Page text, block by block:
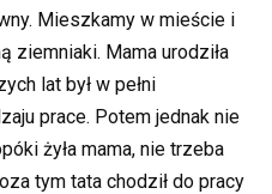
Mieszkamy w mieście i
ziemniaki. Mama urodziła
lat był w pełni
prace. Potem jednak nie
żyła mama, nie trzeba
tym tata chodził do pracy